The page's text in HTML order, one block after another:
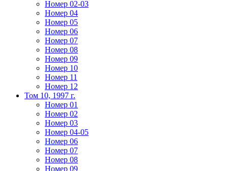
Номер 02-03
Номер 04
Номер 05
Номер 06
Номер 07
Номер 08
Номер 09
Номер 10
Номер 11
Номер 12
Том 10, 1997 г.
Номер 01
Номер 02
Номер 03
Номер 04-05
Номер 06
Номер 07
Номер 08
Номер 09